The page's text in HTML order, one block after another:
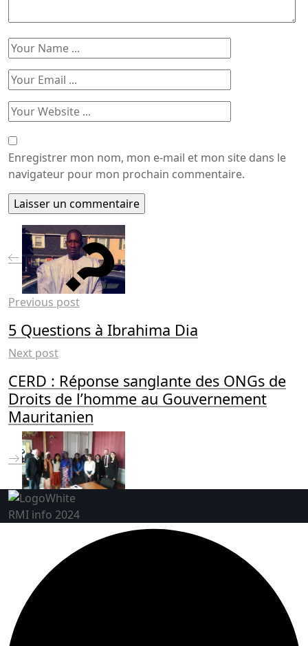
Enregistrer mon nom, mon e-mail et mon site dans le
navigateur pour mon prochain commentaire.
Previous post
5 Questions à Ibrahima Dia
Next post
CERD : Réponse sanglante des ONGs de
Droits de l’homme au Gouvernement
Mauritanien
RMI info 2024